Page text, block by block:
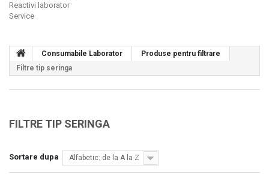
Reactivi laborator
Service
Consumabile Laborator
Produse pentru filtrare
Filtre tip seringa
FILTRE TIP SERINGA
Sortare dupa Alfabetic: de la A la Z